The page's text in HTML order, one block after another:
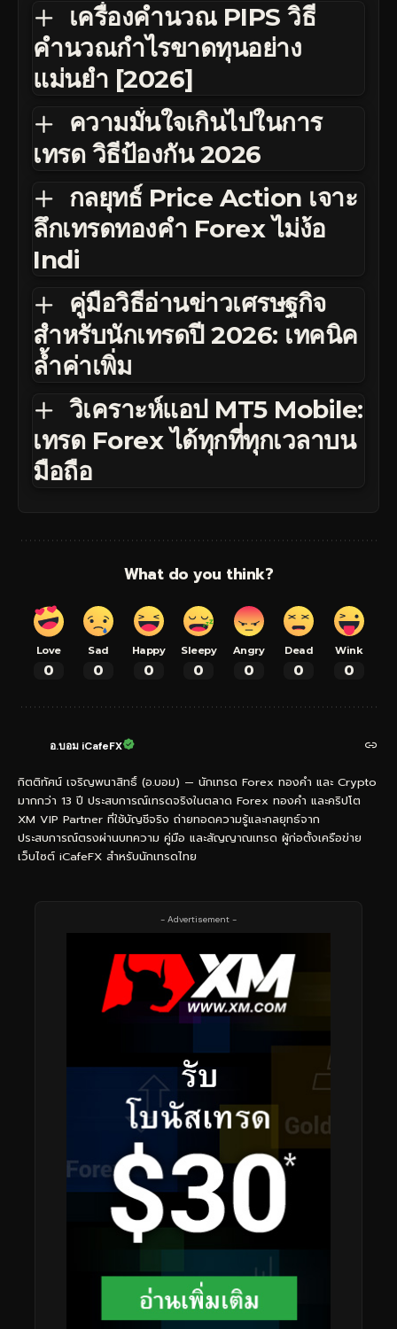
เครื่องคำนวณ PIPS วิธี
คำนวณกำไรขาดทุนอย่าง
แม่นยำ [2026]
ความมั่นใจเกินไปในการ
เทรด วิธีป้องกัน 2026
กลยุทธ์ Price Action เจาะ
ลึกเทรดทองคำ Forex ไม่ง้อ
Indi
คู่มือวิธีอ่านข่าวเศรษฐกิจ
สำหรับนักเทรดปี 2026: เทคนิค
ล้ำค่าเพิ่ม
วิเคราะห์แอป MT5 Mobile:
เทรด Forex ได้ทุกที่ทุกเวลาบน
มือถือ
What do you think?
Love
0
Sad
0
Happy
0
Sleepy
0
Angry
0
Dead
0
Wink
0
อ.บอม iCafeFX
กิตติทัศน์ เจริญพนาสิทธิ์ (อ.บอม) — นักเทรด Forex ทองคำ และ Crypto
มากกว่า 13 ปี ประสบการณ์เทรดจริงในตลาด Forex ทองคำ และคริปโต
XM VIP Partner ที่ใช้บัญชีจริง ถ่ายทอดความรู้และกลยุทธ์จาก
ประสบการณ์ตรงผ่านบทความ คู่มือ และสัญญาณเทรด ผู้ก่อตั้งเครือข่าย
เว็บไซต์ iCafeFX สำหรับนักเทรดไทย
- Advertisement -